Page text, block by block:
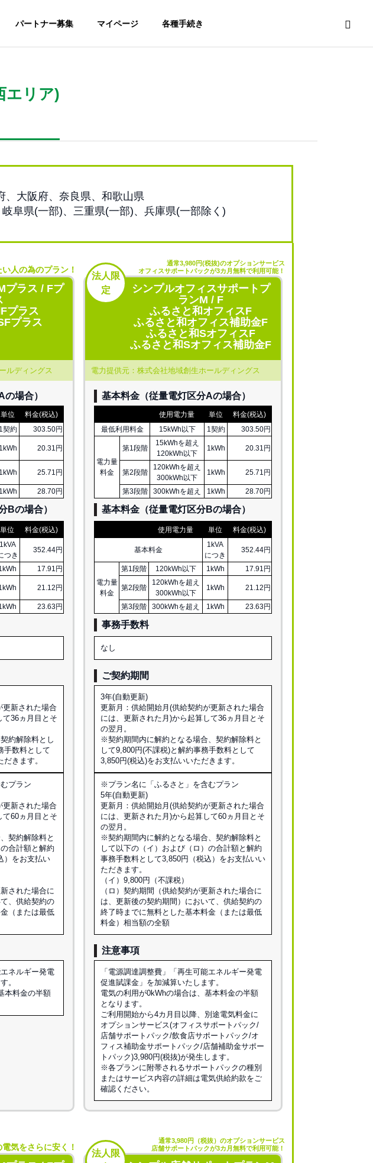
パートナー募集 マイページ 各種手続き
エリア)
、大阪府、奈良県、和歌山県
阜県(一部)、三重県(一部)、兵庫県(一部除く)
プラス / Fプ
プラス
プラス
ルディングス
人の為のプラン！
場合）
単位
料金(税込)
1契約 303.50円
1kWh 20.31円
1kWh 25.71円
1kWh 28.70円
Bの場合）
単位 料金(税込)
1kVA
つき
352.44円
17.91円
21.12円
23.63円
更新された場合
て36ヵ月目とそ
約解除料とし
手数料として
きます。
プラン
更新された場合
て60ヵ月目とそ
契約解除料と
合計額と解約
）をお支払い
された場合に
、供給契約の
（または最低
ネルギー発電
。
本料金の半額
シンプルオフィスサポートプ
ランM / F
ふるさと和オフィスF
ふるさと和オフィス補助金F
ふるさと和SオフィスF
ふるさと和Sオフィス補助金F
電力提供元：株式会社地域創生ホールディングス
法人限
定
通常3,980円(税抜)のオプションサービス
オフィスサポートパックが3カ月無料で利用可能！
基本料金（従量電灯区分Aの場合）
使用電力量 単位
料金(税込)
最低利用料金
15kWh以下 1契約 303.50円
電力量
料金
第1段階
15kWhを超え
120kWh以下
1kWh 20.31円
第2段階
120kWhを超え
300kWh以下
1kWh 25.71円
第3段階 300kWhを超え 1kWh 28.70円
基本料金（従量電灯区分Bの場合）
使用電力量 単位 料金(税込)
基本料金
1kVA
につき
352.44円
電力量
料金
第1段階 120kWh以下 1kWh 17.91円
第2段階
120kWhを超え
300kWh以下
1kWh 21.12円
第3段階 300kWhを超え 1kWh 23.63円
事務手数料
なし
ご契約期間
3年(自動更新)
更新月：供給開始月(供給契約が更新された場合
には、更新された月)から起算して36ヵ月目とそ
の翌月。
※契約期間内に解約となる場合、契約解除料と
して9,800円(不課税)と解約事務手数料として
3,850円(税込)をお支払いいただきます。
※プラン名に「ふるさと」を含むプラン
5年(自動更新)
更新月：供給開始月(供給契約が更新された場合
には、更新された月)から起算して60ヵ月目とそ
の翌月。
※契約期間内に解約となる場合、契約解除料と
して以下の（イ）および（ロ）の合計額と解約
事務手数料として3,850円（税込）をお支払いい
ただきます。
（イ）9,800円（不課税）
（ロ）契約期間（供給契約が更新された場合に
は、更新後の契約期間）において、供給契約の
終了時までに無料とした基本料金（または最低
料金）相当額の全額
注意事項
「電源調達調整費」「再生可能エネルギー発電
促進賦課金」を加減算いたします。
電気の利用が0kWhの場合は、基本料金の半額
となります。
ご利用開始から4カ月目以降、別途電気料金に
オプションサービス(オフィスサポートパック/
店舗サポートパック/飲食店サポートパック/オ
フィス補助金サポートパック/店舗補助金サポー
トパック)3,980円(税抜)が発生します。
※各プランに附帯されるサポートパックの種別
またはサービス内容の詳細は電気供給約款をご
確認ください。
気をさらに安く！
法人限
通常3,980円（税抜）のオプションサービス
店舗サポートパックが3カ月無料で利用可能！